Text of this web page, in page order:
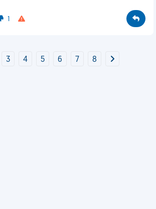
1
3 4 5 6 7 8